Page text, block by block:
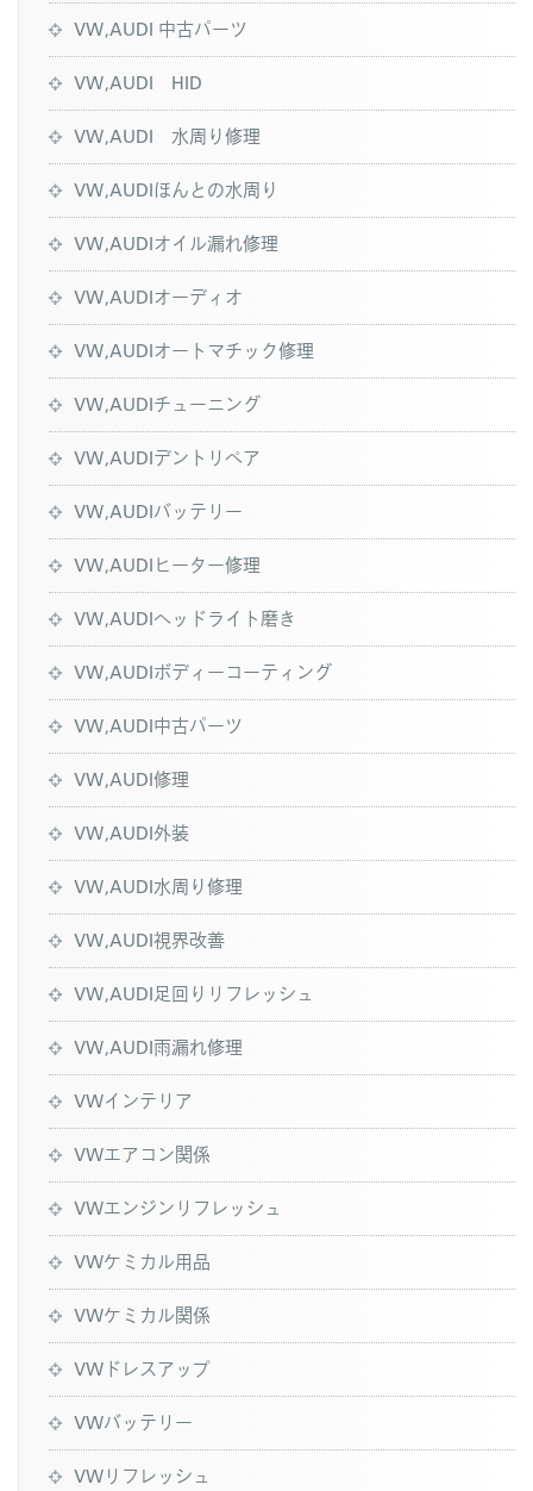
VW,AUDI 中古パーツ
VW,AUDI HID
VW,AUDI 水周り修理
VW,AUDIほんとの水周り
VW,AUDIオイル漏れ修理
VW,AUDIオーディオ
VW,AUDIオートマチック修理
VW,AUDIチューニング
VW,AUDIデントリペア
VW,AUDIバッテリー
VW,AUDIヒーター修理
VW,AUDIヘッドライト磨き
VW,AUDIボディーコーティング
VW,AUDI中古パーツ
VW,AUDI修理
VW,AUDI外装
VW,AUDI水周り修理
VW,AUDI視界改善
VW,AUDI足回りリフレッシュ
VW,AUDI雨漏れ修理
VWインテリア
VWエアコン関係
VWエンジンリフレッシュ
VWケミカル用品
VWケミカル関係
VWドレスアップ
VWバッテリー
VWリフレッシュ